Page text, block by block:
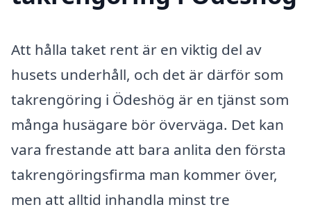
Att hålla taket rent är en viktig del av
husets underhåll, och det är därför som
takrengöring i Ödeshög är en tjänst som
många husägare bör överväga. Det kan
vara frestande att bara anlita den första
takrengöringsfirma man kommer över,
men att alltid inhandla minst tre